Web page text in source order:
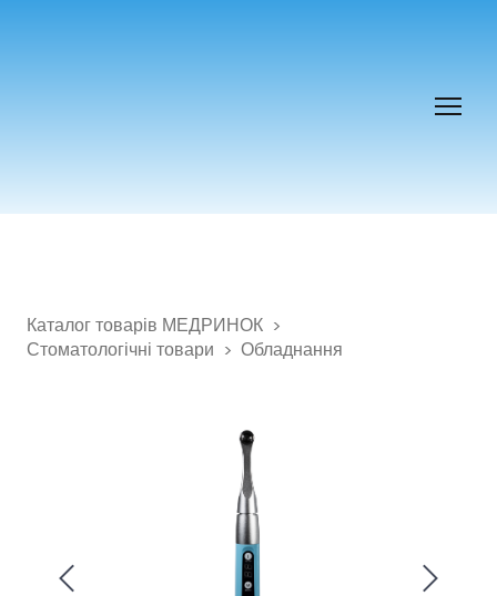
Каталог товарів МЕДРИНОК
Стоматологічні товари
Обладнання